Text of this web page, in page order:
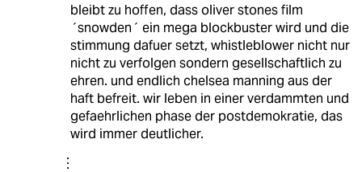
bleibt zu hoffen, dass oliver stones film
´snowden´ ein mega blockbuster wird und die
stimmung dafuer setzt, whistleblower nicht nur
nicht zu verfolgen sondern gesellschaftlich zu
ehren. und endlich chelsea manning aus der
haft befreit. wir leben in einer verdammten und
gefaehrlichen phase der postdemokratie, das
wird immer deutlicher.